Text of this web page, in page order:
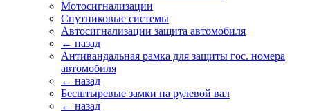
Мотосигнализации
Спутниковые системы
Автосигнализации защита автомобиля
← назад
Антивандальная рамка для защиты гос. номера
автомобиля
← назад
Бесштыревые замки на рулевой вал
← назад